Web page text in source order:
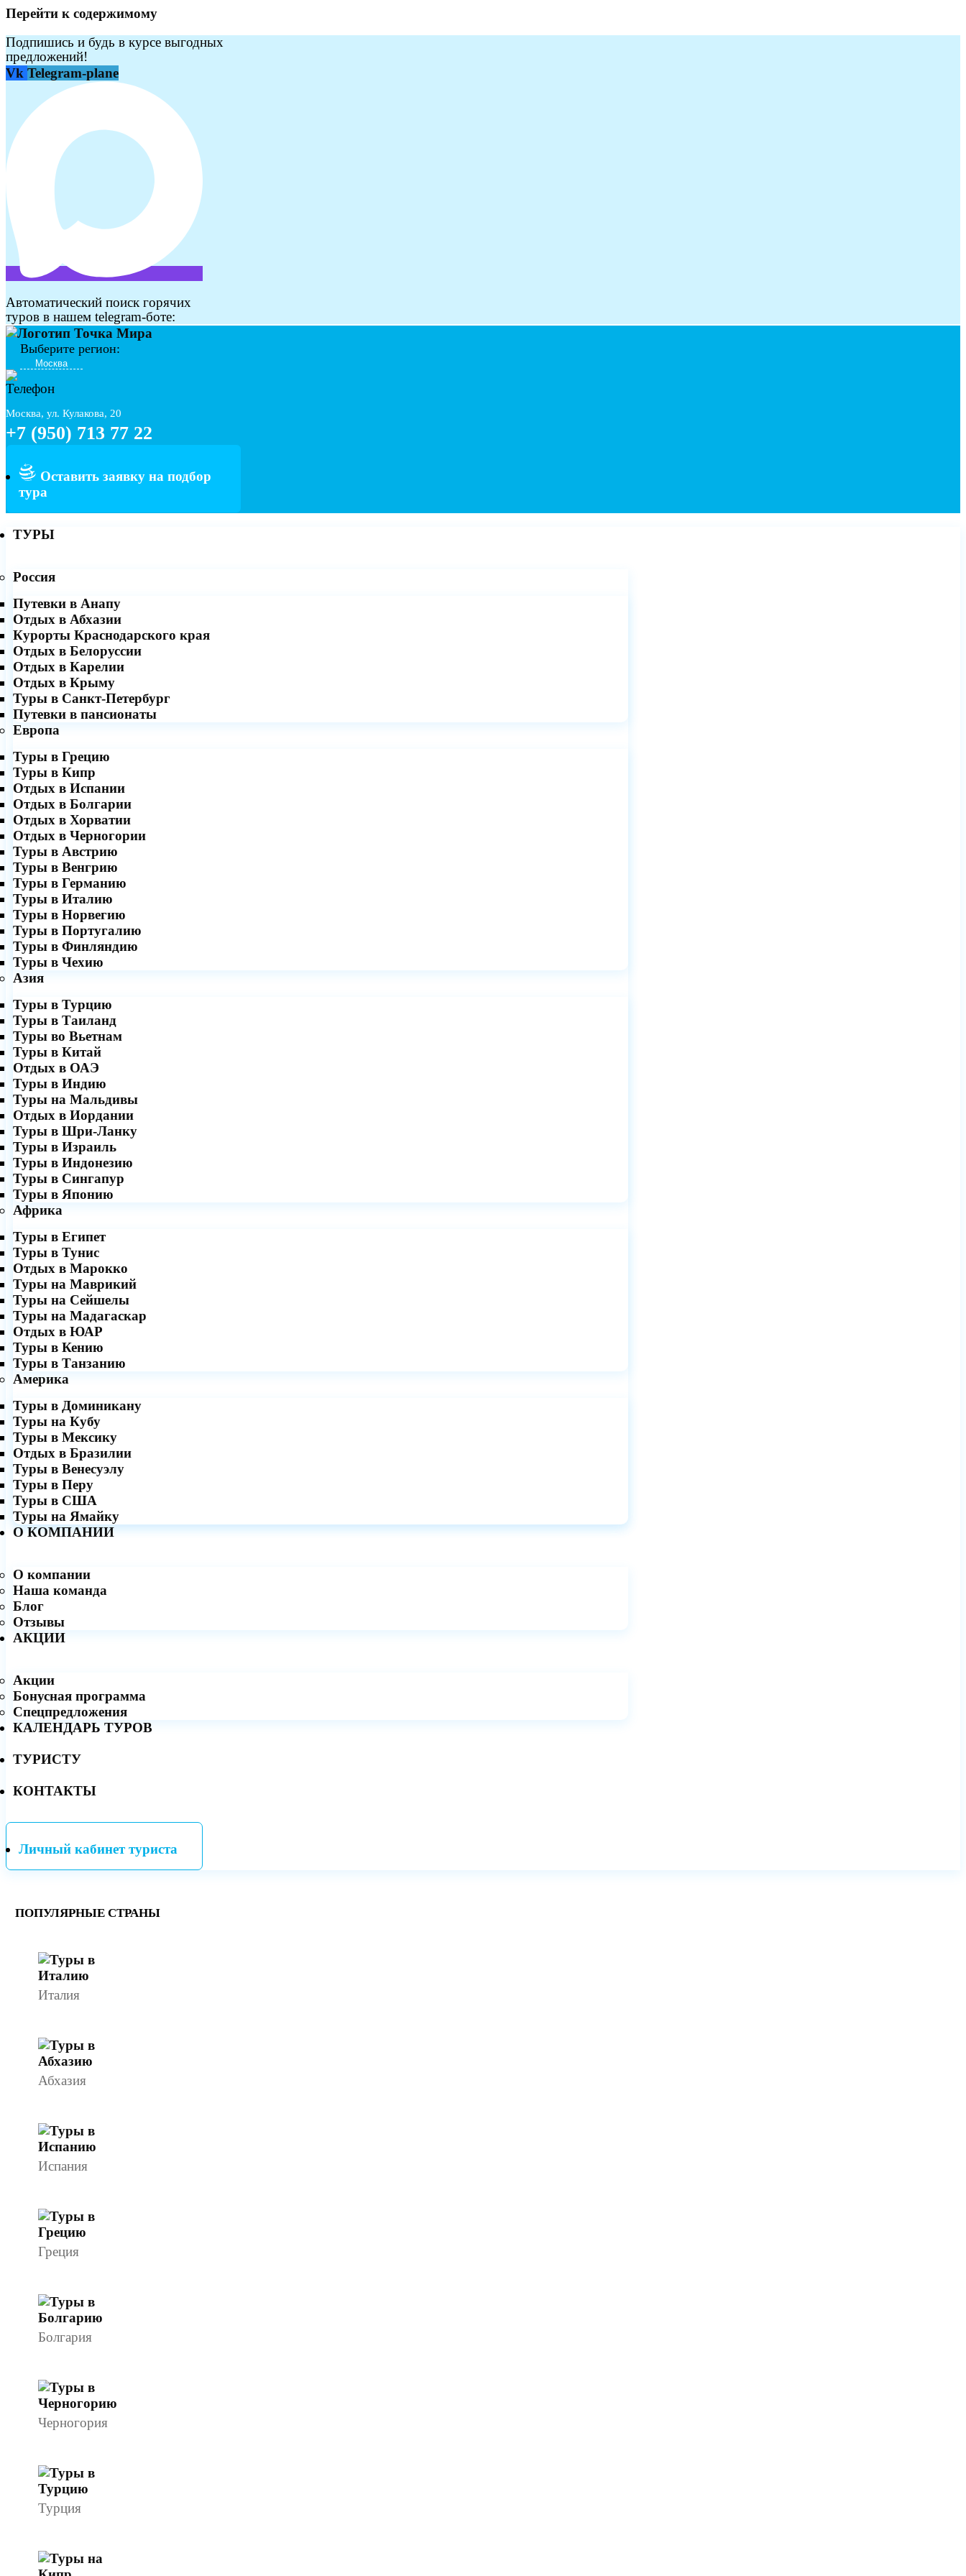
Перейти к содержимому
Подпишись и будь в курсе выгодных
предложений!
Vk Telegram-plane
Автоматический поиск горячих
туров в нашем telegram-боте:
Выберите регион:
Москва, ул. Кулакова, 20
+7 (950) 713 77 22
Оставить заявку на подбор
тура
ТУРЫ
Россия
Путевки в Анапу
Отдых в Абхазии
Курорты Краснодарского края
Отдых в Белоруссии
Отдых в Карелии
Отдых в Крыму
Туры в Санкт-Петербург
Путевки в пансионаты
Европа
Туры в Грецию
Туры в Кипр
Отдых в Испании
Отдых в Болгарии
Отдых в Хорватии
Отдых в Черногории
Туры в Австрию
Туры в Венгрию
Туры в Германию
Туры в Италию
Туры в Норвегию
Туры в Португалию
Туры в Финляндию
Туры в Чехию
Азия
Туры в Турцию
Туры в Таиланд
Туры во Вьетнам
Туры в Китай
Отдых в ОАЭ
Туры в Индию
Туры на Мальдивы
Отдых в Иордании
Туры в Шри-Ланку
Туры в Израиль
Туры в Индонезию
Туры в Сингапур
Туры в Японию
Африка
Туры в Египет
Туры в Тунис
Отдых в Марокко
Туры на Маврикий
Туры на Сейшелы
Туры на Мадагаскар
Отдых в ЮАР
Туры в Кению
Туры в Танзанию
Америка
Туры в Доминикану
Туры на Кубу
Туры в Мексику
Отдых в Бразилии
Туры в Венесуэлу
Туры в Перу
Туры в США
Туры на Ямайку
О КОМПАНИИ
О компании
Наша команда
Блог
Отзывы
АКЦИИ
Акции
Бонусная программа
Спецпредложения
КАЛЕНДАРЬ ТУРОВ
ТУРИСТУ
КОНТАКТЫ
Личный кабинет туриста
ПОПУЛЯРНЫЕ СТРАНЫ
Италия
Абхазия
Испания
Греция
Болгария
Черногория
Турция